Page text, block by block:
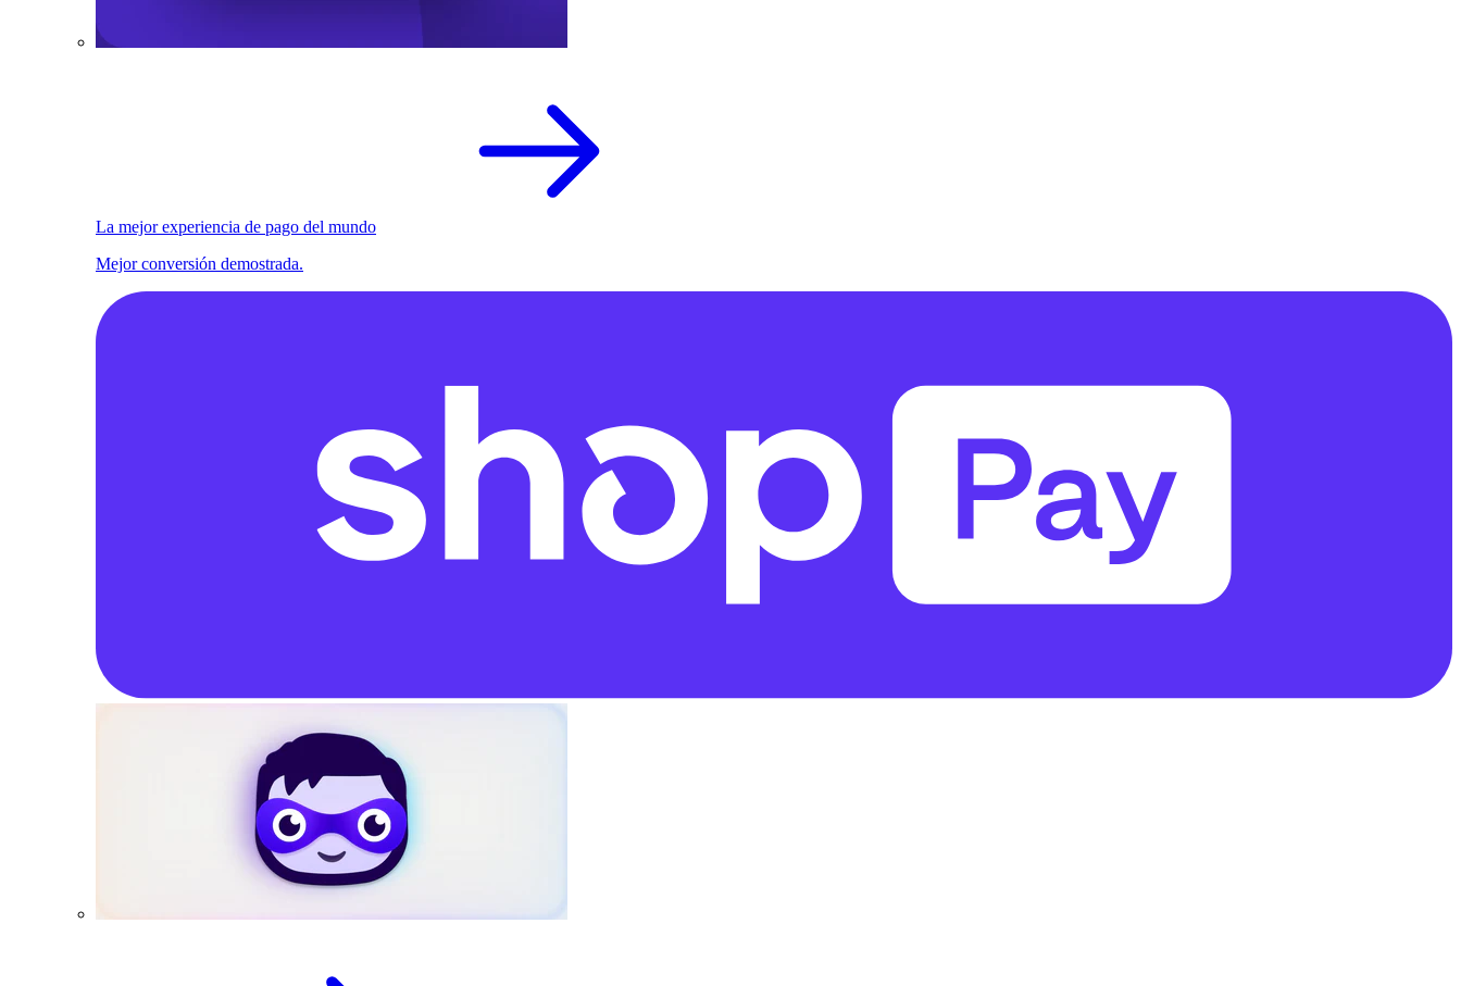
La mejor experiencia de pago del mundo
Mejor conversión demostrada.